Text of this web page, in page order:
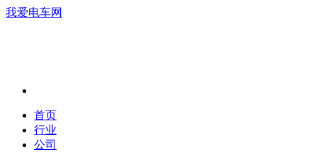
我爱电车网
首页
行业
公司